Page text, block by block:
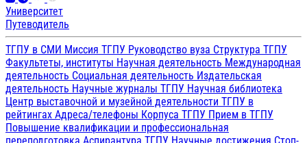
Университет
Путеводитель
ТГПУ в СМИ Миссия ТГПУ Руководство вуза Структура ТГПУ
Факультеты, институты Научная деятельность Международная
деятельность Социальная деятельность Издательская
деятельность Научные журналы ТГПУ Научная библиотека
Центр выставочной и музейной деятельности ТГПУ в
рейтингах Адреса/телефоны Корпуса ТГПУ Прием в ТГПУ
Повышение квалификации и профессиональная